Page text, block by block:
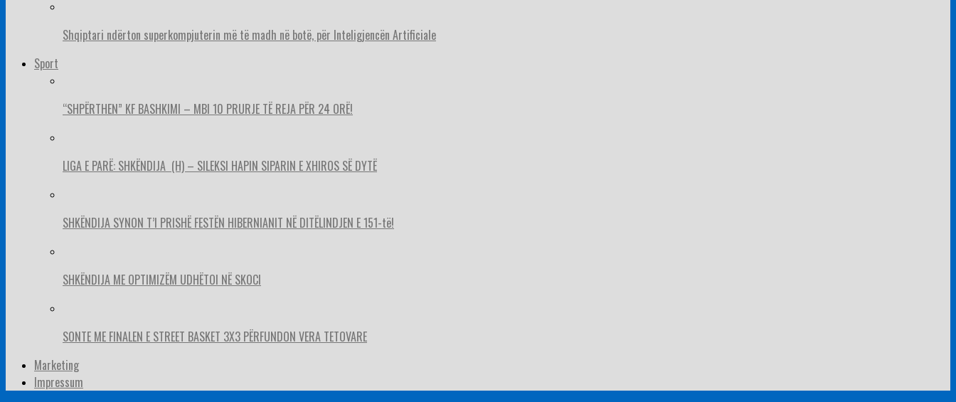
Shqiptari ndërton superkompjuterin më të madh në botë, për Inteligjencën Artificiale
Sport
“SHPËRTHEN” KF BASHKIMI – MBI 10 PRURJE TË REJA PËR 24 ORË!
LIGA E PARË: SHKËNDIJA (H) – SILEKSI HAPIN SIPARIN E XHIROS SË DYTË
SHKËNDIJA SYNON T’I PRISHË FESTËN HIBERNIANIT NË DITËLINDJEN E 151-të!
SHKËNDIJA ME OPTIMIZËM UDHËTOI NË SKOCI
SONTE ME FINALEN E STREET BASKET 3X3 PËRFUNDON VERA TETOVARE
Marketing
Impressum